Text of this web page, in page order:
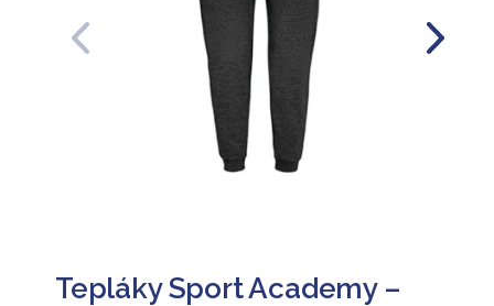
Další
Tepláky Sport Academy –